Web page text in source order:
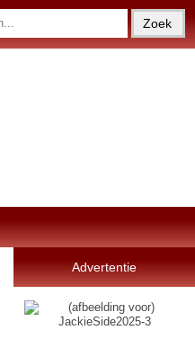
Advertentie